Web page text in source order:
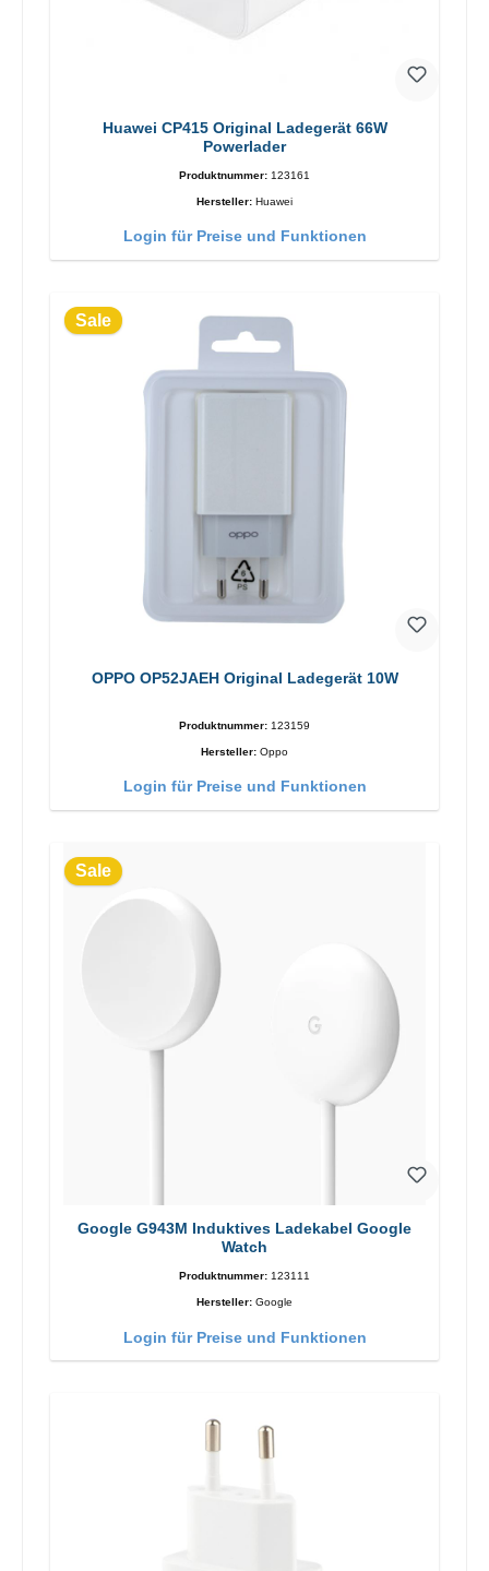
Huawei CP415 Original Ladegerät 66W
Powerlader
Produktnummer: 123161
Hersteller: Huawei
Login für Preise und Funktionen
Sale
OPPO OP52JAEH Original Ladegerät 10W
Produktnummer: 123159
Hersteller: Oppo
Login für Preise und Funktionen
Sale
Google G943M Induktives Ladekabel Google
Watch
Produktnummer: 123111
Hersteller: Google
Login für Preise und Funktionen